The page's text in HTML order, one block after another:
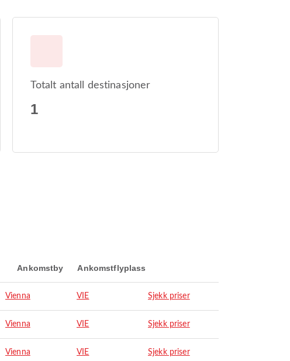
Totalt antall destinasjoner
1
Ankomstby Ankomstflyplass
Vienna VIE Sjekk priser
Vienna VIE Sjekk priser
Vienna VIE Sjekk priser